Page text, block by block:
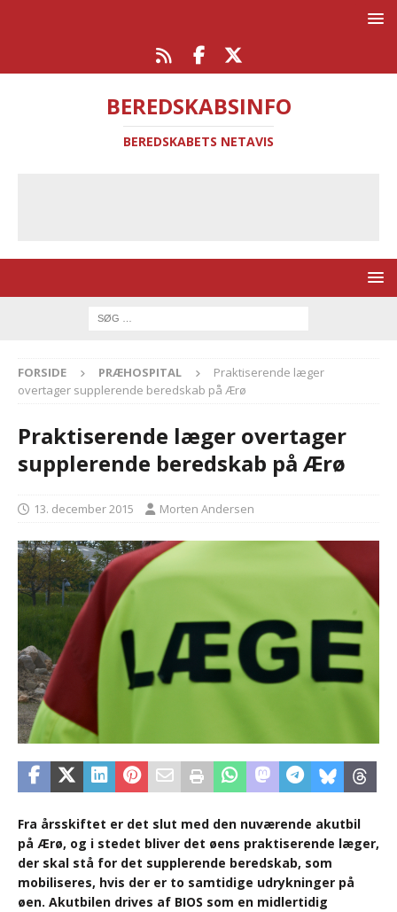
BEREDSKABSINFO
BEREDSKABETS NETAVIS
FORSIDE PRÆHOSPITAL
Praktiserende læger
overtager supplerende beredskab på Ærø
Praktiserende læger overtager
supplerende beredskab på Ærø
13. december 2015 Morten Andersen
Fra årsskiftet er det slut med den nuværende akutbil
på Ærø, og i stedet bliver det øens praktiserende læger,
der skal stå for det supplerende beredskab, som
mobiliseres, hvis der er to samtidige udrykninger på
øen. Akutbilen drives af BIOS som en midlertidig